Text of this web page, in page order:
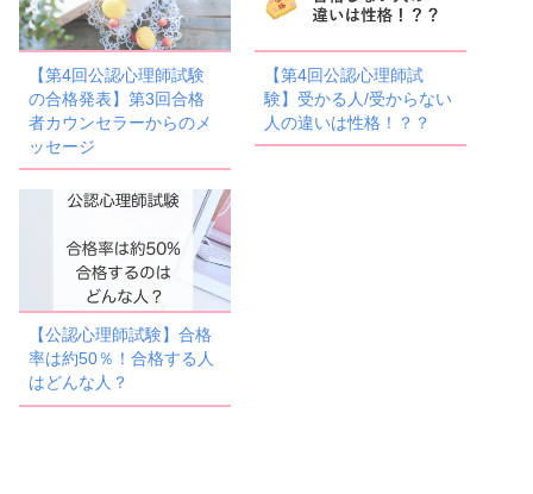
【第4回公認心理師試験
の合格発表】第3回合格
者カウンセラーからのメ
ッセージ
【第4回公認心理師試
験】受かる人/受からない
人の違いは性格！？？
【公認心理師試験】合格
率は約50％！合格する人
はどんな人？